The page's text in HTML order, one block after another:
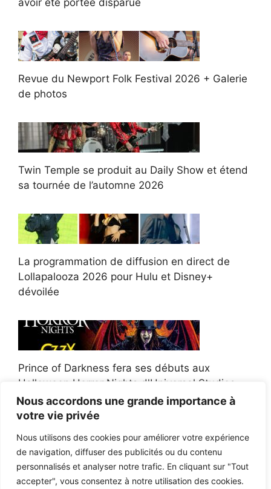
Nous accordons une grande importance à
votre vie privée
Nous utilisons des cookies pour améliorer votre expérience
de navigation, diffuser des publicités ou du contenu
personnalisés et analyser notre trafic. En cliquant sur "Tout
accepter", vous consentez à notre utilisation des cookies.
avoir été portée disparue
Revue du Newport Folk Festival 2026 + Galerie
de photos
Twin Temple se produit au Daily Show et étend
sa tournée de l’automne 2026
La programmation de diffusion en direct de
Lollapalooza 2026 pour Hulu et Disney+
dévoilée
Prince of Darkness fera ses débuts aux
Halloween Horror Nights d'Universal Studios
Afroman poursuit un policier de l'Ohio après la
victoire du jury en diffamation